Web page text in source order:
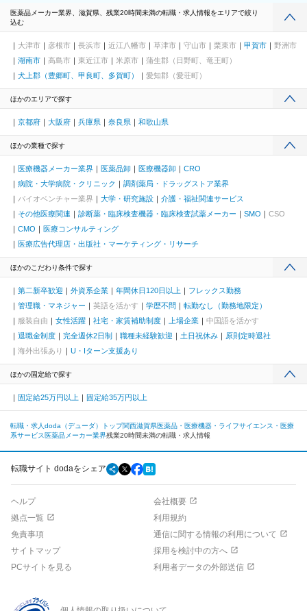
医薬品メーカー業界、滋賀県、残業20時間未満の転職・求人情報をエリアで絞り
込む
大津市 彦根市 長浜市 近江八幡市 草津市 守山市 栗東市 甲賀市
野洲市
湖南市
高島市 東近江市 米原市
蒲生郡（日野町、竜王町）
犬上郡（豊郷町、甲良町、多賀町）
愛知郡（愛荘町）
ほかのエリアで探す
京都府 大阪府 兵庫県 奈良県 和歌山県
ほかの業種で探す
医療機器メーカー業界 医薬品卸 医療機器卸
CRO
病院・大学病院・クリニック
調剤薬局・ドラッグストア業界
バイオベンチャー業界
大学・研究施設
介護・福祉関連サービス
その他医療関連
診断薬・臨床検査機器・臨床検査試薬メーカー SMO
CSO
CMO
医療コンサルティング
医療広告代理店・出版社・マーケティング・リサーチ
ほかのこだわり条件で探す
第二新卒歓迎 外資系企業 年間休日120日以上
フレックス勤務
管理職・マネジャー
英語を活かす 学歴不問
転勤なし（勤務地限定）
服装自由
女性活躍 社宅・家賃補助制度 上場企業
中国語を活かす
退職金制度
完全週休2日制 職種未経験歓迎 土日祝休み
原則定時退社
海外出張あり
U・Iターン支援あり
ほかの固定給で探す
固定給25万円以上 固定給35万円以上
転職・求人doda（デューダ）トップ関西滋賀県医薬品・医療機器・ライフサイエンス・医療
系サービス 医薬品メーカー業界残業20時間未満の転職・求人情報
転職サイト dodaをシェア
ヘルプ
会社概要
拠点一覧
利用規約
免責事項
通信に関する情報の利用について
サイトマップ
採用を検討中の方へ
PCサイトを見る
利用者データの外部送信